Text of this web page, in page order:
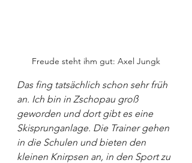
Freude steht ihm gut: Axel Jungk
Das fing tatsächlich schon sehr früh
an. Ich bin in Zschopau groß
geworden und dort gibt es eine
Skisprunganlage. Die Trainer gehen
in die Schulen und bieten den
kleinen Knirpsen an, in den Sport zu